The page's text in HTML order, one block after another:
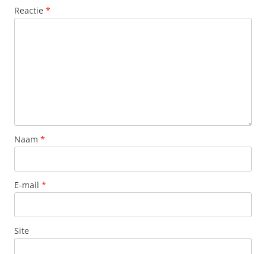
Reactie *
Naam *
E-mail *
Site